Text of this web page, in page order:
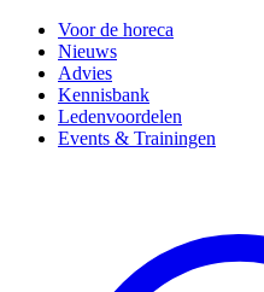
Voor de horeca
Nieuws
Advies
Kennisbank
Ledenvoordelen
Events & Trainingen